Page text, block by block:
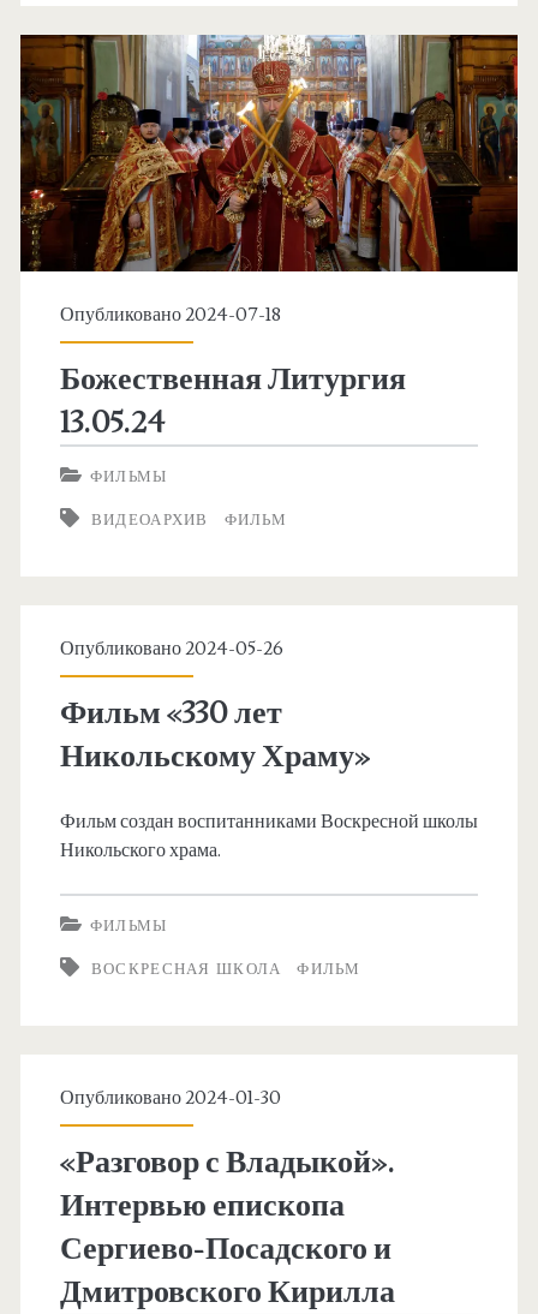
Опубликовано 2024-07-18
Божественная Литургия
13.05.24
ФИЛЬМЫ
ВИДЕОАРХИВ ФИЛЬМ
Опубликовано 2024-05-26
Фильм «330 лет
Никольскому Храму»
Фильм создан воспитанниками Воскресной школы
Никольского храма.
ФИЛЬМЫ
ВОСКРЕСНАЯ ШКОЛА ФИЛЬМ
Опубликовано 2024-01-30
«Разговор с Владыкой».
Интервью епископа
Сергиево-Посадского и
Дмитровского Кирилла